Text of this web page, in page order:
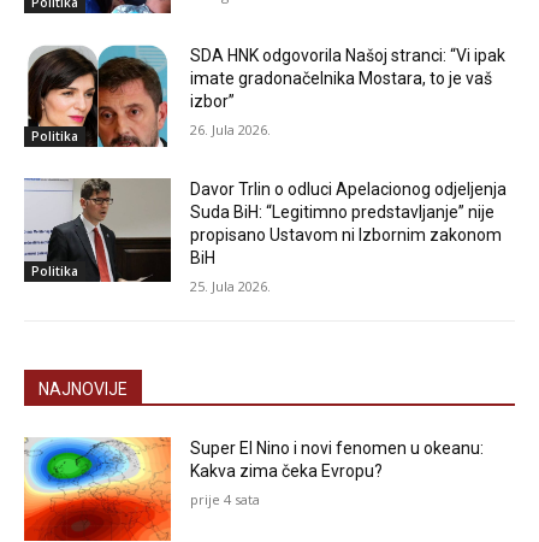
Politika
SDA HNK odgovorila Našoj stranci: “Vi ipak
imate gradonačelnika Mostara, to je vaš
izbor”
26. Jula 2026.
Politika
Davor Trlin o odluci Apelacionog odjeljenja
Suda BiH: “Legitimno predstavljanje” nije
propisano Ustavom ni Izbornim zakonom
BiH
25. Jula 2026.
NAJNOVIJE
Super El Nino i novi fenomen u okeanu:
Kakva zima čeka Evropu?
prije 4 sata